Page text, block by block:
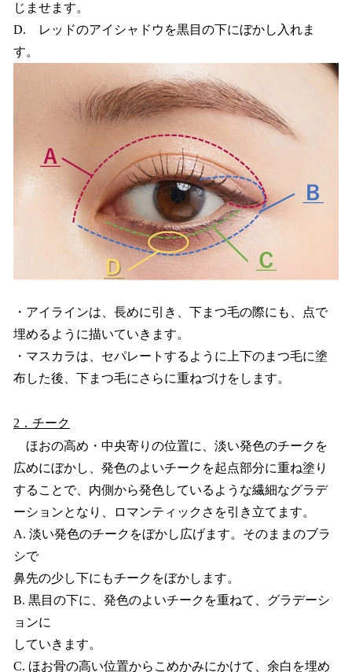
じませます。
D. レッドのアイシャドウを黒目の下にぼかし入れま
す。
・アイラインは、長めに引き、下まつ毛の際にも、点で
埋めるように描いていきます。
・マスカラは、セパレートするように上下のまつ毛に塗
布した後、下まつ毛にさらに重ねづけをします。
2．チーク
ほおの高め・中央寄りの位置に、淡い発色のチークを
広めにぼかし、発色のよいチークを起点部分に重ね塗り
することで、内側から発色しているような繊細なグラデ
ーションとなり、ロマンティックさを引き立てます。
A. 淡い発色のチークをぼかし広げます。そのままのブラ
シで
鼻先の少し下にもチークをぼかします。
B. 黒目の下に、発色のよいチークを重ねて、グラデーシ
ョンに
していきます。
C. ほお骨の高い位置からこめかみにかけて、余白を埋め